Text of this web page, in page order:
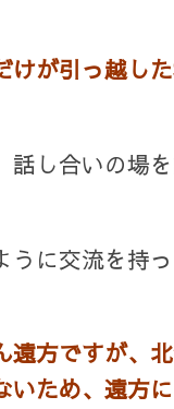
が引っ越し
し合いの場
に交流を持
方ですが、
ため、遠方